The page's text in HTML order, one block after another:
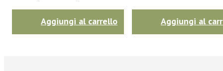
Aggiungi al carrello Aggiungi al